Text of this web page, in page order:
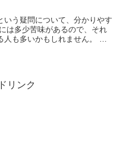
いう疑問について、分かりやす
は多少苦味があるので、それ
も多いかもしれません。 結
リンク